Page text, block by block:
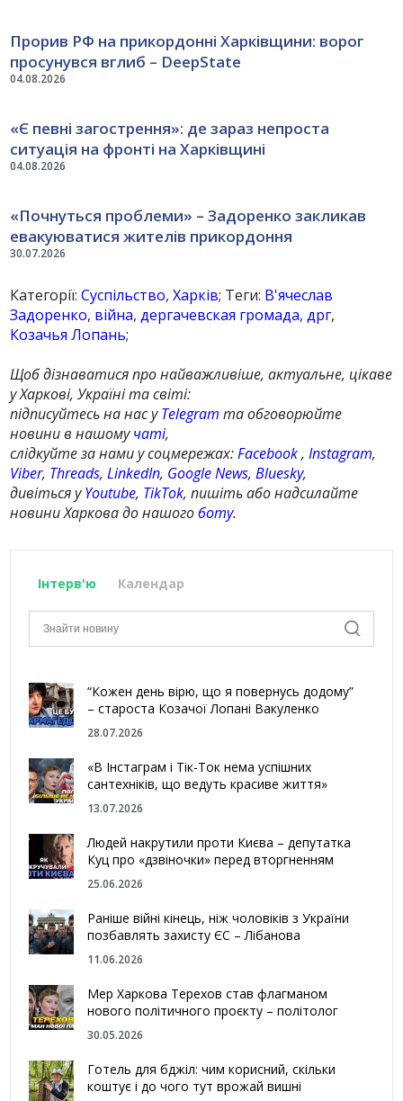
04.08.2026
Прорив РФ на прикордонні Харківщини: ворог
просунувся вглиб – DeepState
04.08.2026
«Є певні загострення»: де зараз непроста
ситуація на фронті на Харківщині
30.07.2026
«Почнуться проблеми» – Задоренко закликав
евакуюватися жителів прикордоння
Категорії:Суспільство,Харків; Теги: В'ячеслав
Задоренко, війна,дергачевская громада,дрг,
Козачья Лопань;
Щоб дізнаватися про найважливіше, актуальне, цікаве
у Харкові, Україні та світі:
підписуйтесь на нас уTelegram та обговорюйте
новини в нашомучаті,
слідкуйте за нами у соцмережах:Facebook,Instagram,
Viber, Threads,LinkedIn, Google News,Bluesky,
дивіться уYoutube, TikTok, пишіть або надсилайте
новини Харкова до нашогоботу.
Інтерв'ю Календар
“Кожен день вірю, що я повернусь додому”
– староста Козачої Лопані Вакуленко
28.07.2026
«В Інстаграм і Тік-Ток нема успішних
сантехніків, що ведуть красиве життя»
13.07.2026
Людей накрутили проти Києва – депутатка
Куц про «дзвіночки» перед вторгненням
25.06.2026
Раніше війні кінець, ніж чоловіків з України
позбавлять захисту ЄС – Лібанова
11.06.2026
Мер Харкова Терехов став флагманом
нового політичного проєкту – політолог
30.05.2026
Готель для бджіл: чим корисний, скільки
коштує і до чого тут врожай вишні